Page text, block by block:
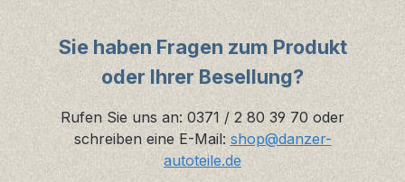
Sie haben Fragen zum Produkt
oder Ihrer Besellung?
Rufen Sie uns an: 0371 / 2 80 39 70 oder
schreiben eine E-Mail: shop@danzer-
autoteile.de